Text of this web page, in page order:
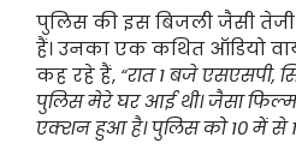
पुलिस की इस बिजली जैसी
हैं। उनका एक कथित ऑडियो
कह रहे हैं, “रात 1 बजे एसएसपी,
पुलिस मेरे घर आई थी। जैसा
एक्शन हुआ है। पुलिस को 10 में से